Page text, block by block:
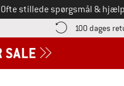
Ofte stillede spørgsmål & hjælp
her! Åbnes i en infoboks
100 dages